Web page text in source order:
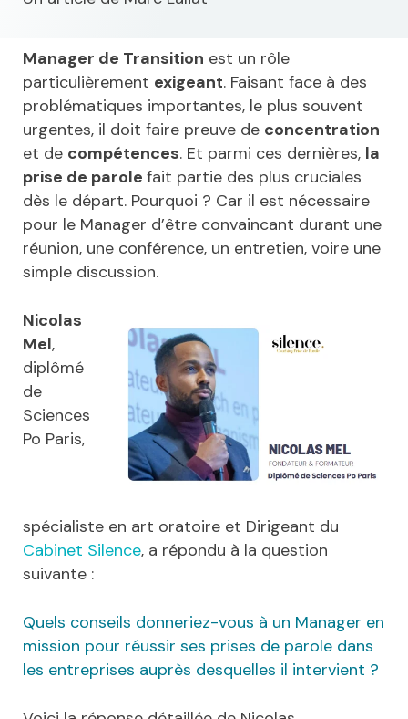
Manager de Transition est un rôle
particulièrement exigeant. Faisant face à des
problématiques importantes, le plus souvent
urgentes, il doit faire preuve de concentration
et de compétences. Et parmi ces dernières, la
prise de parole fait partie des plus cruciales
dès le départ. Pourquoi ? Car il est nécessaire
pour le Manager d’être convaincant durant une
réunion, une conférence, un entretien, voire une
simple discussion.
Nicolas
Mel,
diplômé
de
Sciences
Po Paris,
spécialiste en art oratoire et Dirigeant du
Cabinet Silence, a répondu à la question
suivante :
Quels conseils donneriez-vous à un Manager en
mission pour réussir ses prises de parole dans
les entreprises auprès desquelles il intervient ?